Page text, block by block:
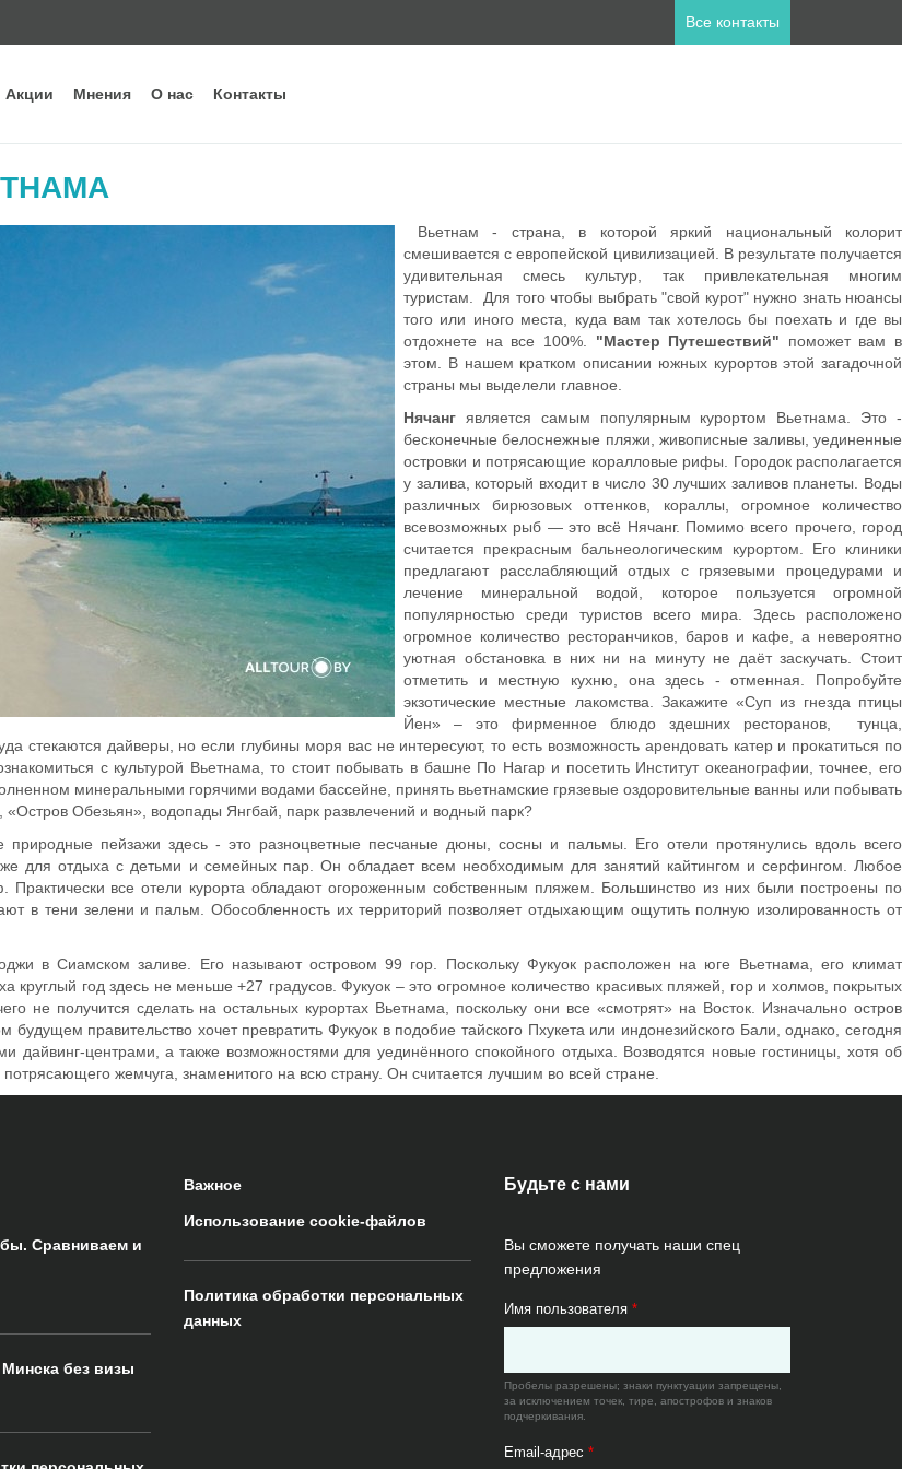
Все контакты
Италия
Катар
Китай
Мальдивы
Сейшелы Таиланд
Турция
Акции Мнения О нас Контакты
Вьетнам - страна, в которой яркий национальный колорит
смешивается с европейской цивилизацией. В результате получается
удивительная смесь культур, так привлекательная многим
туристам. Для того чтобы выбрать "свой курот" нужно знать нюансы
того или иного места, куда вам так хотелось бы поехать и где вы
отдохнете на все 100%. "Мастер Путешествий" поможет вам в
этом. В нашем кратком описании южных курортов этой загадочной
страны мы выделели главное.
Нячанг является самым популярным курортом Вьетнама. Это -
бесконечные белоснежные пляжи, живописные заливы, уединенные
островки и потрясающие коралловые рифы. Городок располагается
у залива, который входит в число 30 лучших заливов планеты. Воды
различных бирюзовых оттенков, кораллы, огромное количество
всевозможных рыб — это всё Нячанг. Помимо всего прочего, город
считается прекрасным бальнеологическим курортом. Его клиники
предлагают расслабляющий отдых с грязевыми процедурами и
лечение минеральной водой, которое пользуется огромной
популярностью среди туристов всего мира. Здесь расположено
огромное количество ресторанчиков, баров и кафе, а невероятно
уютная обстановка в них ни на минуту не даёт заскучать. Стоит
отметить и местную кухню, она здесь - отменная. Попробуйте
экзотические местные лакомства. Закажите «Суп из гнезда птицы
Йен» – это фирменное блюдо здешних ресторанов, тунца,
стекаются дайверы, но если глубины моря вас не интересуют, то есть возможность арендовать катер и прокатиться по
с культурой Вьетнама, то стоит побывать в башне По Нагар и посетить Институт океанографии, точнее, его
минеральными горячими водами бассейне, принять вьетнамские грязевые оздоровительные ванны или побывать
Обезьян», водопады Янгбай, парк развлечений и водный парк?
пейзажи здесь - это разноцветные песчаные дюны, сосны и пальмы. Его отели протянулись вдоль всего
для отдыха с детьми и семейных пар. Он обладает всем необходимым для занятий кайтингом и серфингом. Любое
все отели курорта обладают огороженным собственным пляжем. Большинство из них были построены по
в тени зелени и пальм. Обособленность их территорий позволяет отдыхающим ощутить полную изолированность от
в Сиамском заливе. Его называют островом 99 гор. Поскольку Фукуок расположен на юге Вьетнама, его климат
круглый год здесь не меньше +27 градусов. Фукуок – это огромное количество красивых пляжей, гор и холмов, покрытых
не получится сделать на остальных курортах Вьетнама, поскольку они все «смотрят» на Восток. Изначально остров
правительство хочет превратить Фукуок в подобие тайского Пхукета или индонезийского Бали, однако, сегодня
дайвинг-центрами, а также возможностями для уединённого спокойного отдыха. Возводятся новые гостиницы, хотя об
жемчуга, знаменитого на всю страну. Он считается лучшим во всей стране.
Сравниваем и
без визы
Важное
Использование cookie-файлов
Политика обработки персональных
данных
Будьте с нами
Вы сможете получать наши спец
предложения
Имя пользователя *
Пробелы разрешены; знаки пунктуации запрещены,
за исключением точек, тире, апострофов и знаков
подчеркивания.
Email-адрес *